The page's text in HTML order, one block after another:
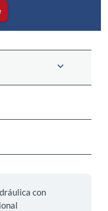
con